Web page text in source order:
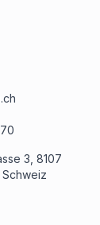
3, 8107